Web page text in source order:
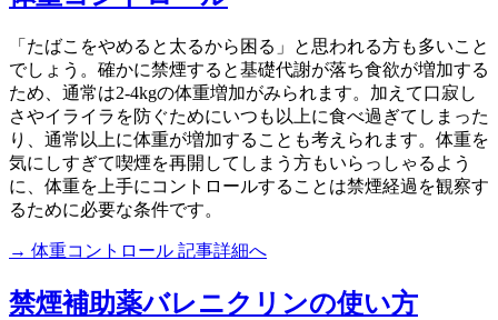
「たばこをやめると太るから困る」と思われる方も多いこと
でしょう。確かに禁煙すると基礎代謝が落ち食欲が増加する
ため、通常は2-4kgの体重増加がみられます。加えて口寂し
さやイライラを防ぐためにいつも以上に食べ過ぎてしまった
り、通常以上に体重が増加することも考えられます。体重を
気にしすぎて喫煙を再開してしまう方もいらっしゃるよう
に、体重を上手にコントロールすることは禁煙経過を観察す
るために必要な条件です。
→ 体重コントロール 記事詳細へ
禁煙補助薬バレニクリンの使い方